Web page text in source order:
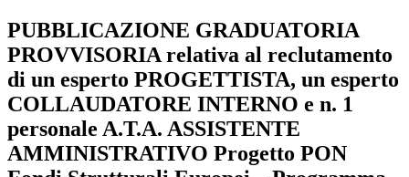
PUBBLICAZIONE GRADUATORIA
PROVVISORIA relativa al reclutamento
di un esperto PROGETTISTA, un esperto
COLLAUDATORE INTERNO e n. 1
personale A.T.A. ASSISTENTE
AMMINISTRATIVO Progetto PON